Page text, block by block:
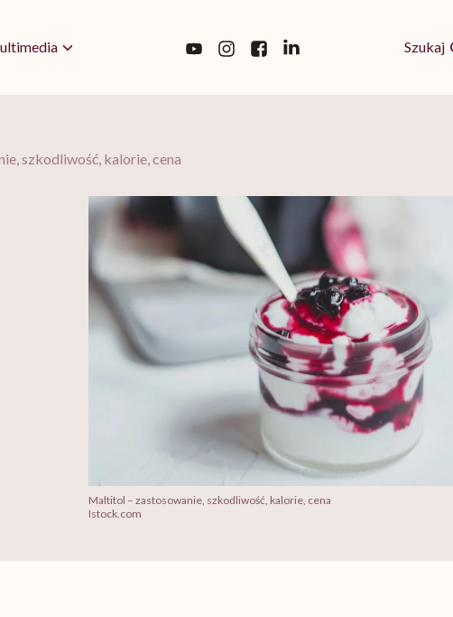
Szukaj
szkodliwość, kalorie, cena
Maltitol – zastosowanie, szkodliwość, kalorie, cena
Istock.com